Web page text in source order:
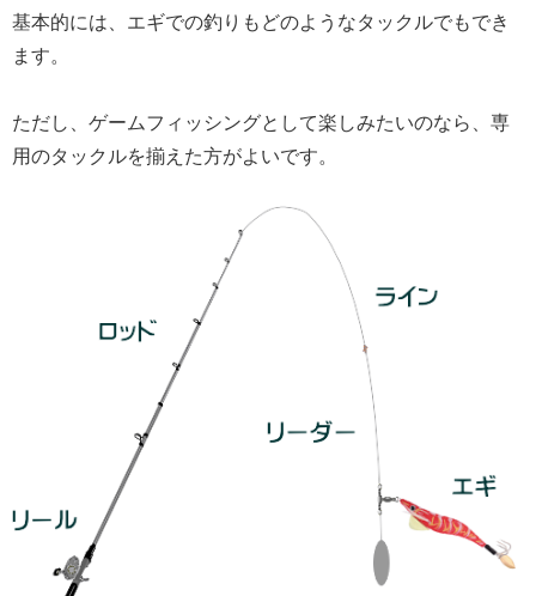
基本的には、エギでの釣りもどのようなタックルでもでき
ます。
ただし、ゲームフィッシングとして楽しみたいのなら、専
用のタックルを揃えた方がよいです。